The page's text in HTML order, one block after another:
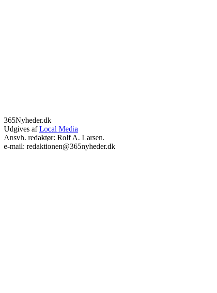
365Nyheder.dk
Udgives afLocal Media
Ansvh. redaktør: Rolf A. Larsen.
e-mail: redaktionen@365nyheder.dk